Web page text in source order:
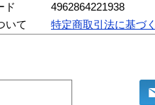
ド
4962864221938
いて
特定商取引法に基づ